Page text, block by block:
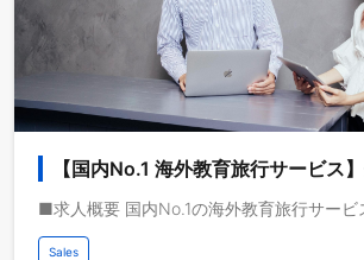
【国内No.1 海外教育旅行サービス
Sales